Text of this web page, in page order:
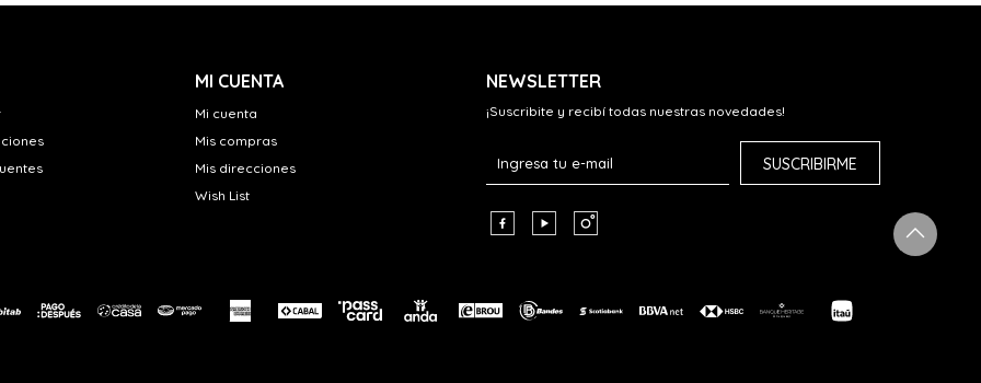
MI CUENTA
Mi cuenta
Mis compras
Mis direcciones
Wish List
NEWSLETTER
¡Suscribite y recibí todas nuestras novedades!
SUSCRIBIRME
  